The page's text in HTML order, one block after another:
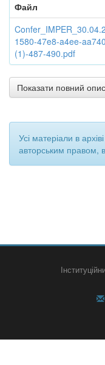
Файл
1580-47e8-a4ee-
(1)-487-490.pdf
Показати повний
Усі матеріали в
авторським правом,